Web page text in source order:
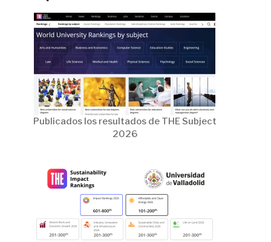
Publicados los resultados de THE Subject
2026